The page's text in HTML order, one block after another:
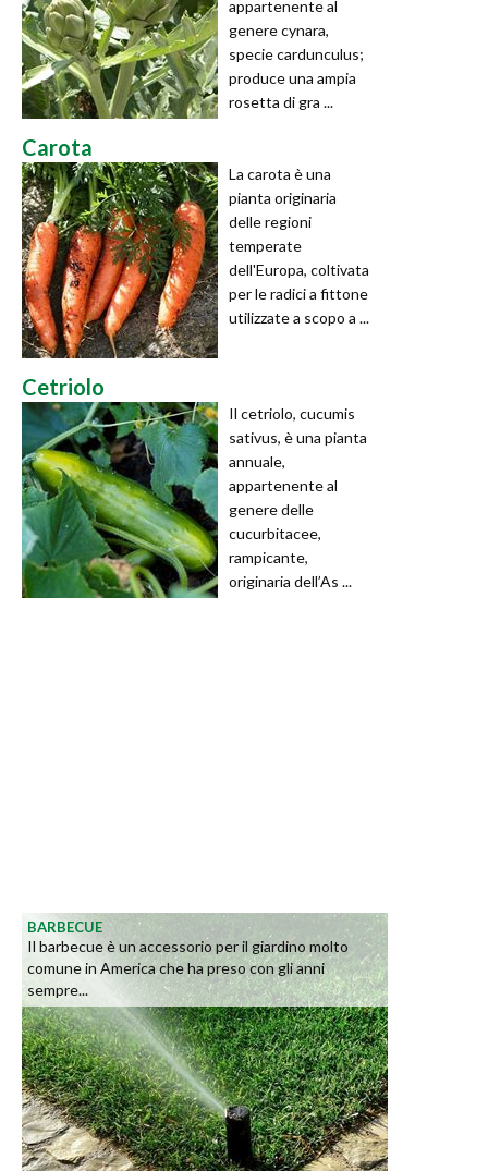
appartenente al
genere cynara,
specie cardunculus;
produce una ampia
rosetta di gra ...
Carota
La carota è una
pianta originaria
delle regioni
temperate
dell'Europa, coltivata
per le radici a fittone
utilizzate a scopo a ...
Cetriolo
Il cetriolo, cucumis
sativus, è una pianta
annuale,
appartenente al
genere delle
cucurbitacee,
rampicante,
originaria dell’As ...
BARBECUE
Il barbecue è un accessorio per il giardino molto
comune in America che ha preso con gli anni
sempre...